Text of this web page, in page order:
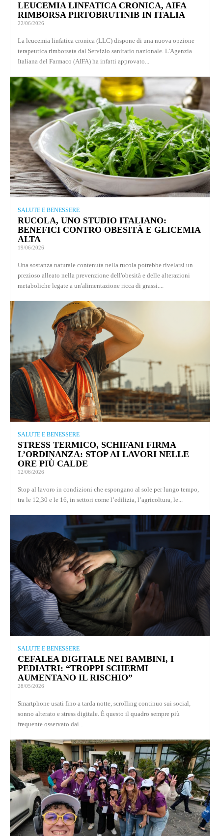
LEUCEMIA LINFATICA CRONICA, AIFA
RIMBORSA PIRTOBRUTINIB IN ITALIA
22/06/2026
La leucemia linfatica cronica (LLC) dispone di una nuova opzione
terapeutica rimborsata dal Servizio sanitario nazionale. L'Agenzia
Italiana del Farmaco (AIFA) ha infatti approvato...
SALUTE E BENESSERE
RUCOLA, UNO STUDIO ITALIANO:
BENEFICI CONTRO OBESITÀ E GLICEMIA
ALTA
19/06/2026
Una sostanza naturale contenuta nella rucola potrebbe rivelarsi un
prezioso alleato nella prevenzione dell'obesità e delle alterazioni
metaboliche legate a un'alimentazione ricca di grassi....
SALUTE E BENESSERE
STRESS TERMICO, SCHIFANI FIRMA
L’ORDINANZA: STOP AI LAVORI NELLE
ORE PIÙ CALDE
12/06/2026
Stop al lavoro in condizioni che espongano al sole per lungo tempo,
tra le 12,30 e le 16, in settori come l’edilizia, l’agricoltura, le...
SALUTE E BENESSERE
CEFALEA DIGITALE NEI BAMBINI, I
PEDIATRI: “TROPPI SCHERMI
AUMENTANO IL RISCHIO”
28/05/2026
Smartphone usati fino a tarda notte, scrolling continuo sui social,
sonno alterato e stress digitale. È questo il quadro sempre più
frequente osservato dai...